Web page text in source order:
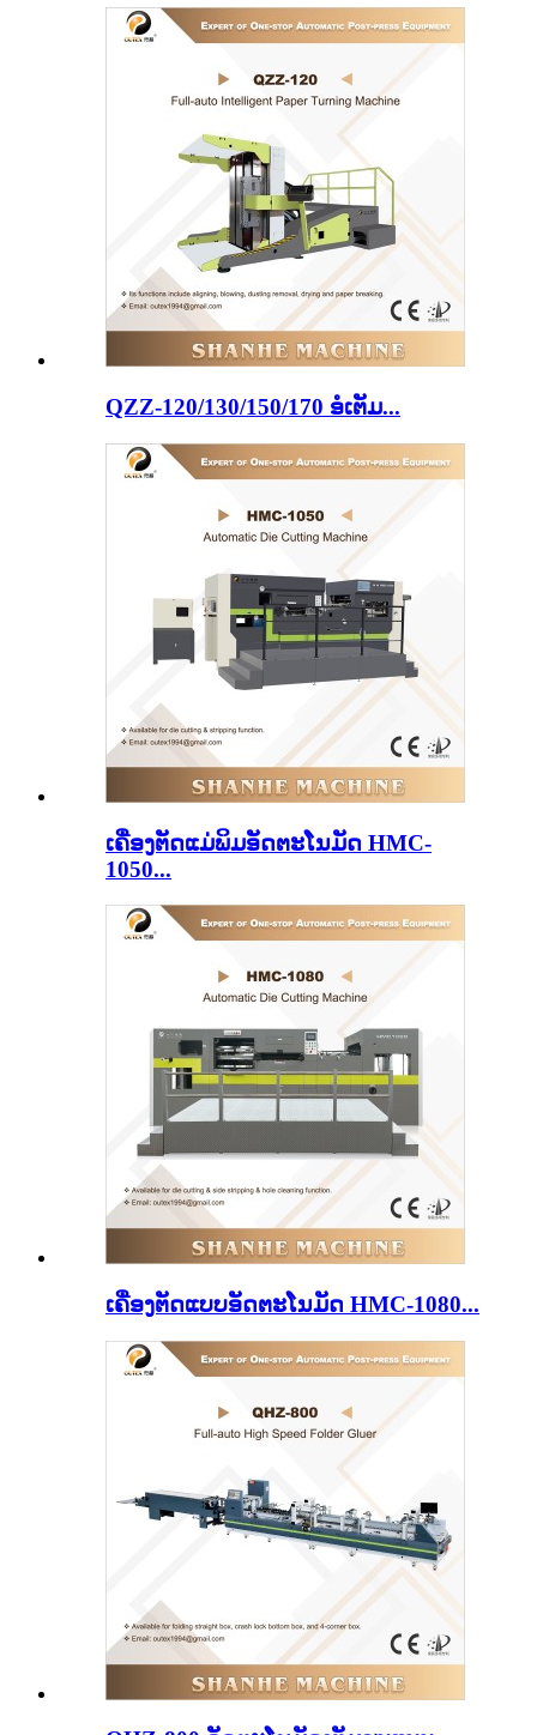
QZZ-120/130/150/170 ອໍເຕັມ...
ເຄື່ອງຕັດແມ່ພິມອັດຕະໂນມັດ HMC-
1050...
ເຄື່ອງຕັດແບບອັດຕະໂນມັດ HMC-1080...